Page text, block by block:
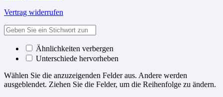
Vertrag widerrufen
Ähnlichkeiten verbergen
Unterschiede hervorheben
Wählen Sie die anzuzeigenden Felder aus. Andere werden
ausgeblendet. Ziehen Sie die Felder, um die Reihenfolge zu ändern.